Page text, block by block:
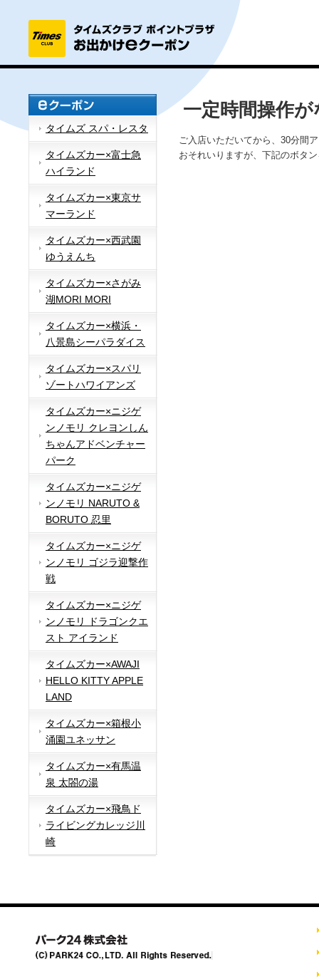
タイムズ スパ・レスタ
タイムズカー×富士急
ハイランド
タイムズカー×東京サ
マーランド
タイムズカー×西武園
ゆうえんち
タイムズカー×さがみ
湖MORI MORI
タイムズカー×横浜・
八景島シーパラダイス
タイムズカー×スパリ
ゾートハワイアンズ
タイムズカー×ニジゲ
ンノモリ クレヨンしん
ちゃんアドベンチャー
パーク
タイムズカー×ニジゲ
ンノモリ NARUTO &
BORUTO 忍里
タイムズカー×ニジゲ
ンノモリ ゴジラ迎撃作
戦
タイムズカー×ニジゲ
ンノモリ ドラゴンクエ
スト アイランド
タイムズカー×AWAJI
HELLO KITTY APPLE
LAND
タイムズカー×箱根小
涌園ユネッサン
タイムズカー×有馬温
泉 太閤の湯
タイムズカー×飛鳥ド
ライビングカレッジ川
崎
一定時間操作
ご入店いただいてから、30分間
おそれいりますが、下記のボタ